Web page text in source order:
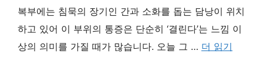
복부에는 침묵의 장기인 간과 소화를 돕는 담낭이 위치
하고 있어 이 부위의 통증은 단순히 ‘결린다’는 느낌 이
상의 의미를 가질 때가 많습니다. 오늘 그 … 더 읽기